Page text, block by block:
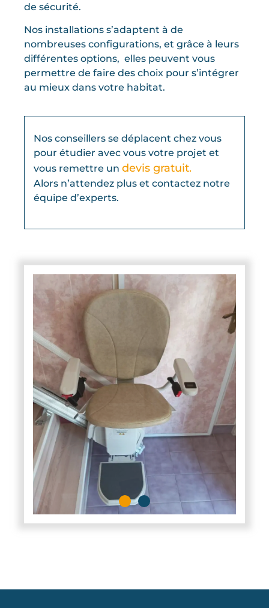
de sécurité.
Nos installations s’adaptent à de
nombreuses configurations, et grâce à leurs
différentes options, elles peuvent vous
permettre de faire des choix pour s’intégrer
au mieux dans votre habitat.
Nos conseillers se déplacent chez vous
pour étudier avec vous votre projet et
vous remettre un devis gratuit.
Alors n’attendez plus et contactez notre
équipe d’experts.